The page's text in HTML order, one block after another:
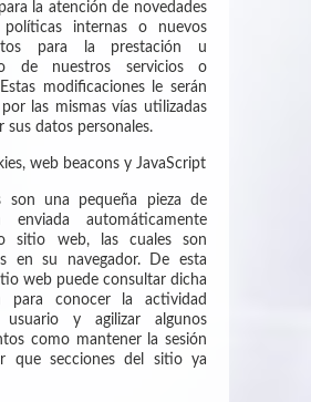
la atención de novedades
políticas internas o nuevos
para la prestación u
de nuestros servicios o
modificaciones le serán
las mismas vías utilizadas
sus datos personales.
web beacons y JavaScript
son una pequeña pieza de
enviada automáticamente
sitio web, las cuales son
en su navegador. De esta
web puede consultar dicha
para conocer la actividad
y agilizar algunos
como mantener la sesión
que secciones del sitio ya